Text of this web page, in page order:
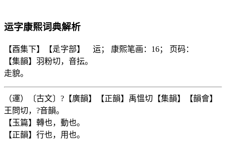
运字康熙词典解析
【酉集下】【辵字部】 运； 康熙笔画：16； 页码：
【集韻】羽粉切，音抎。
走貌。
（運）〔古文〕?【廣韻】【正韻】禹慍切【集韻】【韻會】
王問切，?音韻。
【玉篇】轉也，動也。
【正韻】行也，用也。